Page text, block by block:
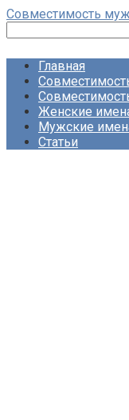
Перейти
контенту
Совместимость
Главная
Женские
Мужские
Статьи